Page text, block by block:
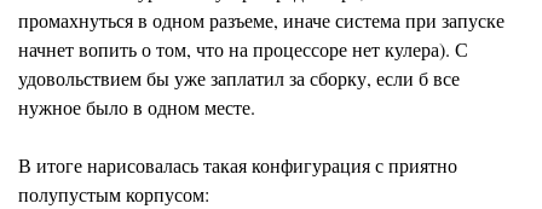
промахнуться в одном разъеме, иначе система при запуске
начнет вопить о том, что на процессоре нет кулера). С
удовольствием бы уже заплатил за сборку, если б все
нужное было в одном месте.
В итоге нарисовалась такая конфигурация с приятно
полупустым корпусом: